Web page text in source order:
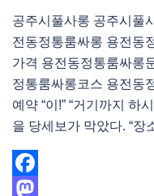
공주시풀사롱 공주시풀
전동정통룸싸롱 용전동
가격 용전동정통룸싸롱
정통룸싸롱코스 용전동
예약 “이!” “거기까지 하
을 당세보가 막았다. “장
Facebook